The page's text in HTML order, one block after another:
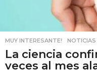
MUY INTERESANTE! ,NOTICIAS
La ciencia
veces al mes